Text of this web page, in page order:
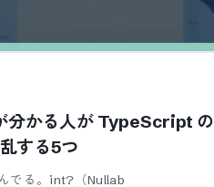
かる人が TypeScript の
する5つ
でる。int?（Nullab